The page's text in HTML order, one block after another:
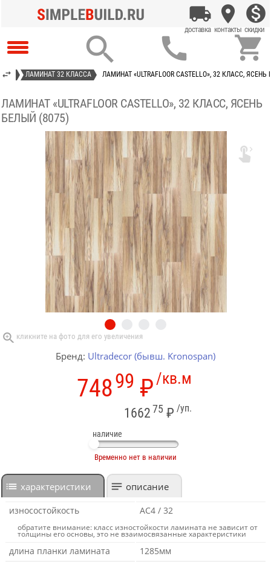
  
ЛАМИНАТ 32 КЛАССА ЛАМИНАТ «ULTRAFLOOR CASTELLO», 32 КЛАСС,
ЛАМИНАТ «ULTRAFLOOR CASTELLO», 32 КЛАСС, ЯСЕНЬ
БЕЛЫЙ (8075)

Бренд: Ultradecor (бывш. Kronospan)
/кв.м
74899 ₽
/уп.
166275 ₽
наличие
Временно нет в наличии
характеристики описание
износостойкость AC4 / 32
обратите внимание: класс изностойкости ламината не зависит от
толщины его основы, это не взаимосвязанные характеристики
длина планки ламината
1285мм